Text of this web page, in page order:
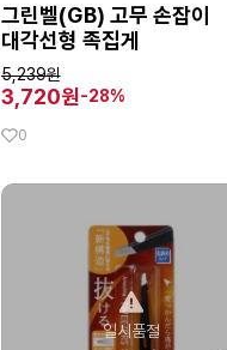
그린벨(GB) 고무 손잡이
대각선형 족집게
5,239원
3,720원-28%
0
일시품절